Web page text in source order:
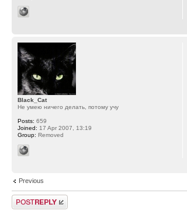
Black_Cat
Не умею ничего делать, потому учу
Posts: 659
Joined: 17 Apr 2007, 13:19
Group: Removed
Previous
Post a reply